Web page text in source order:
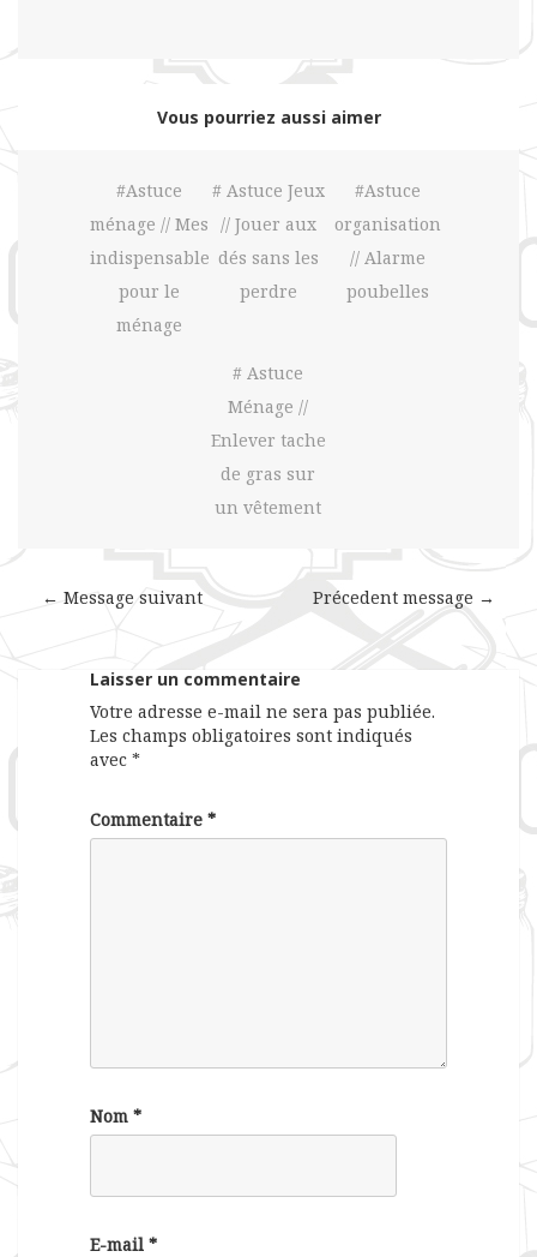
Vous pourriez aussi aimer
#Astuce
ménage // Mes
indispensables
pour le
ménage
# Astuce Jeux
// Jouer aux
dés sans les
perdre
#Astuce
organisation
// Alarme
poubelles
# Astuce
Ménage //
Enlever tache
de gras sur
un vêtement
Précedent message →
← Message suivant
Laisser un commentaire
Votre adresse e-mail ne sera pas publiée.
Les champs obligatoires sont indiqués
avec *
Commentaire *
Nom *
E-mail *